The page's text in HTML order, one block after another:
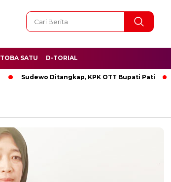
TOBA SATU D-TORIAL
Sudewo Ditangkap, KPK OTT Bupati Pati